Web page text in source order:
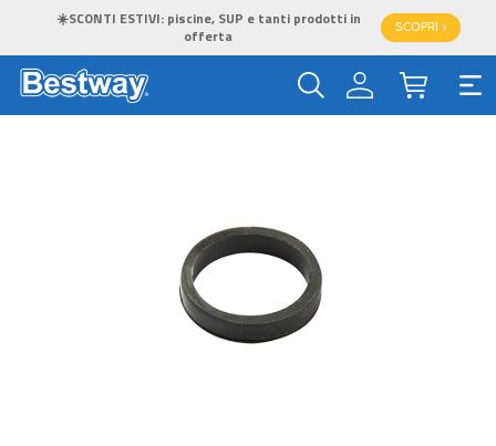
☀️SCONTI ESTIVI: piscine, SUP e tanti prodotti in
offerta
SCOPRI >